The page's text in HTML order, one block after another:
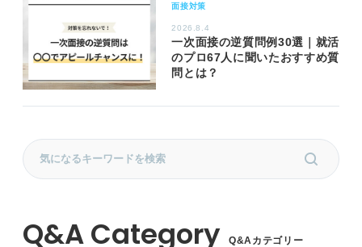
面接対策
2026.8.4
一次面接の逆質問例30選｜就活
のプロ67人に聞いたおすすめ質
問とは？
Q&Aカテゴリー